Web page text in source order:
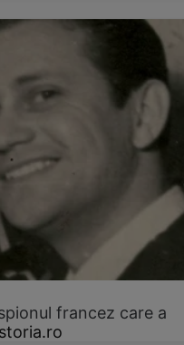
francez care a